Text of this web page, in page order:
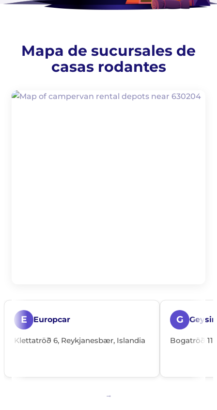
Mapa de sucursales de
casas rodantes
E Europcar
Klettatröð 6, Reykjanesbær, Islandia
G Geysir
Bogatröð